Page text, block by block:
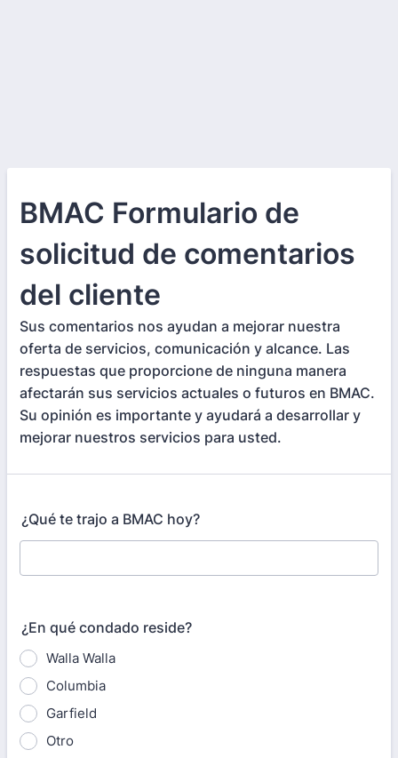
BMAC Formulario de
solicitud de comentarios
del cliente
Sus comentarios nos ayudan a mejorar nuestra
oferta de servicios, comunicación y alcance. Las
respuestas que proporcione de ninguna manera
afectarán sus servicios actuales o futuros en BMAC.
Su opinión es importante y ayudará a desarrollar y
mejorar nuestros servicios para usted.
¿Qué te trajo a BMAC hoy?
¿En qué condado reside?
Walla Walla
Columbia
Garfield
Otro